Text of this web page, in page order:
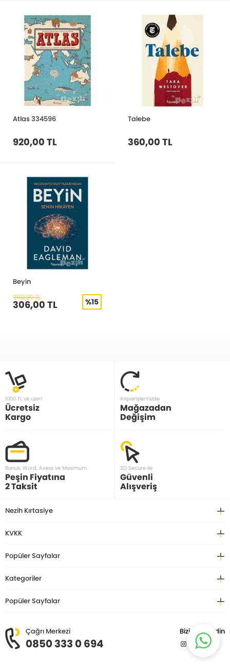
Atlas 334596
920,00 TL
Talebe
360,00 TL
Beyin
360,00 TL
306,00 TL %15
1000 TL ve üzeri
Ücretsiz
Kargo
Alışverişlerinizde
Mağazadan
Değişim
Bonus, Word, Axess ve Maximum
Peşin Fiyatına
2 Taksit
3D Secure ile
Güvenli
Alışveriş
Nezih Kırtasiye
KVKK
Popüler Sayfalar
Kategoriler
Popüler Sayfalar
Çağrı Merkezi
0850 333 0 694
Bizi Takip Edin